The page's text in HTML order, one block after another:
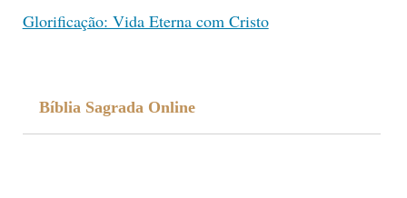
Glorificação: Vida Eterna com Cristo
Bíblia Sagrada Online